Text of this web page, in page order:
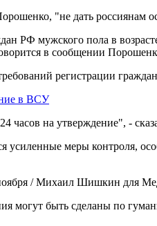
"не дать
РФ мужского пола в
в сообщении
регистрации
в ВСУ
часов на утверждение", -
усиленные меры контроля,
/ Михаил Шишкин для
могут быть сделаны по